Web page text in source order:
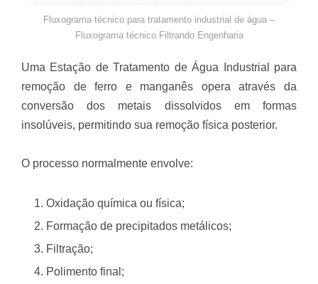
Fluxograma técnico para tratamento industrial de água –
Fluxograma técnico Filtrando Engenharia
Uma Estação de Tratamento de Água Industrial para
remoção de ferro e manganês opera através da
conversão dos metais dissolvidos em formas
insolúveis, permitindo sua remoção física posterior.
O processo normalmente envolve:
Oxidação química ou física;
Formação de precipitados metálicos;
Filtração;
Polimento final;